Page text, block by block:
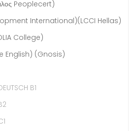
Peoplecert)
International)(LCCI Hellas)
College)
English) (Gnosis)
B1